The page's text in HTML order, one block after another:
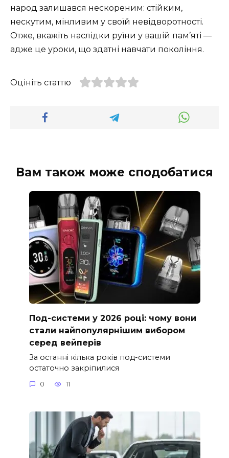
народ залишався нескореним: стійким,
нескутим, мінливим у своїй невідворотності.
Отже, вкажіть наслідки руїни у вашій пам’яті —
адже це уроки, що здатні навчати покоління.
Оцініть статтю
Вам також може сподобатися
Под-системи у 2026 році: чому вони
стали найпопулярнішим вибором
серед вейперів
За останні кілька років под-системи
остаточно закріпилися
0 11